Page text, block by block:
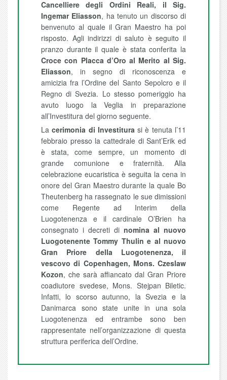
Cancelliere degli Ordini Reali, il Sig.
Ingemar Eliasson, ha tenuto un discorso di
benvenuto al quale il Gran Maestro ha poi
risposto. Agli indirizzi di saluto è seguito il
pranzo durante il quale è stata conferita la
Croce con Placca d’Oro al Merito al Sig.
Eliasson, in segno di riconoscenza e
amicizia fra l’Ordine del Santo Sepolcro e il
Regno di Svezia. Lo stesso pomeriggio ha
avuto luogo la Veglia in preparazione
all’Investitura del giorno seguente.
La cerimonia di Investiturasi è tenuta l’11
febbraio presso la cattedrale di Sant’Erik ed
è stata, come sempre, un momento di
grande comunione e fraternità. Alla
celebrazione eucaristica è seguita la cena in
onore del Gran Maestro durante la quale Bo
Theutenberg ha rassegnato le sue dimissioni
come Regente ad Interim della
Luogotenenza e il cardinale O’Brien ha
consegnato i decreti di nomina al nuovo
Luogotenente Tommy Thulin e al nuovo
Gran Priore della Luogotenenza, il
vescovo di Copenhagen, Mons. Czeslaw
Kozon, che sarà affiancato dal Gran Priore
coadiutore svedese, Mons. Stejpan Biletic.
Infatti, lo scorso autunno, la Svezia e la
Danimarca sono state unite in una sola
Luogotenenza ed entrambe sono ben
rappresentate nell’organizzazione di questa
struttura periferica dell’Ordine.